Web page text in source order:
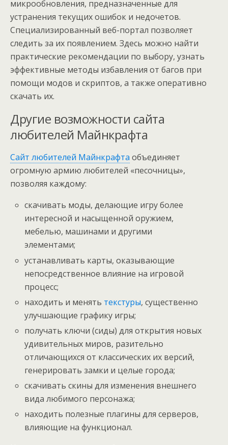
микрообновления, предназначенные для
устранения текущих ошибок и недочетов.
Специализированный веб-портал позволяет
следить за их появлением. Здесь можно найти
практические рекомендации по выбору, узнать
эффективные методы избавления от багов при
помощи модов и скриптов, а также оперативно
скачать их.
Другие возможности сайта
любителей Майнкрафта
Сайт любителей Майнкрафта объединяет
огромную армию любителей «песочницы»,
позволяя каждому:
скачивать моды, делающие игру более
интересной и насыщенной оружием,
мебелью, машинами и другими
элементами;
устанавливать карты, оказывающие
непосредственное влияние на игровой
процесс;
находить и менять текстуры, существенно
улучшающие графику игры;
получать ключи (сиды) для открытия новых
удивительных миров, разительно
отличающихся от классических их версий,
генерировать замки и целые города;
скачивать скины для изменения внешнего
вида любимого персонажа;
находить полезные плагины для серверов,
влияющие на функционал.